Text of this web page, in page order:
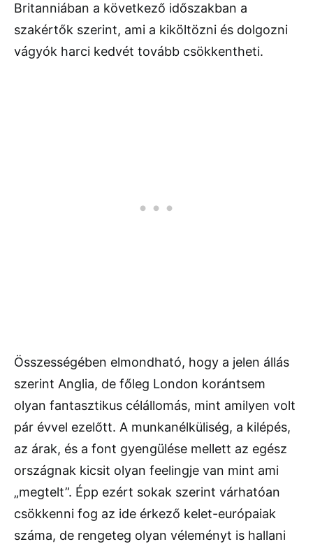
Britanniában a következő időszakban a
szakértők szerint, ami a kiköltözni és dolgozni
vágyók harci kedvét tovább csökkentheti.
Összességében elmondható, hogy a jelen állás
szerint Anglia, de főleg London korántsem
olyan fantasztikus célállomás, mint amilyen volt
pár évvel ezelőtt. A munkanélküliség, a kilépés,
az árak, és a font gyengülése mellett az egész
országnak kicsit olyan feelingje van mint ami
„megtelt”. Épp ezért sokak szerint várhatóan
csökkenni fog az ide érkező kelet-európaiak
száma, de rengeteg olyan véleményt is hallani